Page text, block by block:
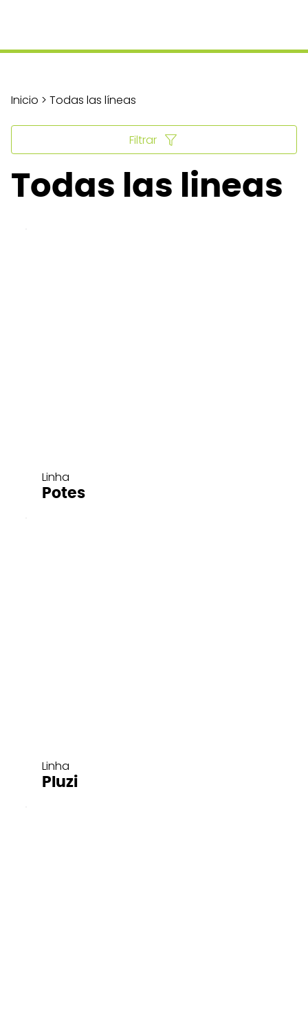
Linha
Potes
Linha
Pluzi
Todas las lineas
Inicio > Todas las líneas
Filtrar